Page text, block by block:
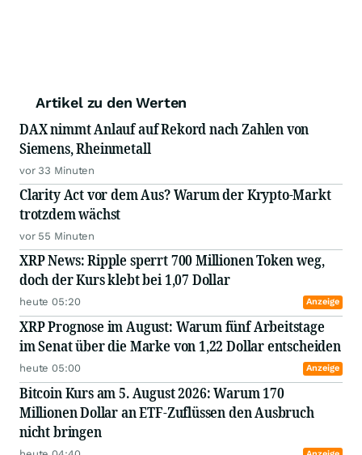
Artikel zu den Werten
DAX nimmt Anlauf auf Rekord nach Zahlen von
Siemens, Rheinmetall
vor 33 Minuten
Clarity Act vor dem Aus? Warum der Krypto-Markt
trotzdem wächst
vor 55 Minuten
XRP News: Ripple sperrt 700 Millionen Token weg,
doch der Kurs klebt bei 1,07 Dollar
heute 05:20 Anzeige
XRP Prognose im August: Warum fünf Arbeitstage
im Senat über die Marke von 1,22 Dollar entscheiden
heute 05:00 Anzeige
Bitcoin Kurs am 5. August 2026: Warum 170
Millionen Dollar an ETF-Zuflüssen den Ausbruch
nicht bringen